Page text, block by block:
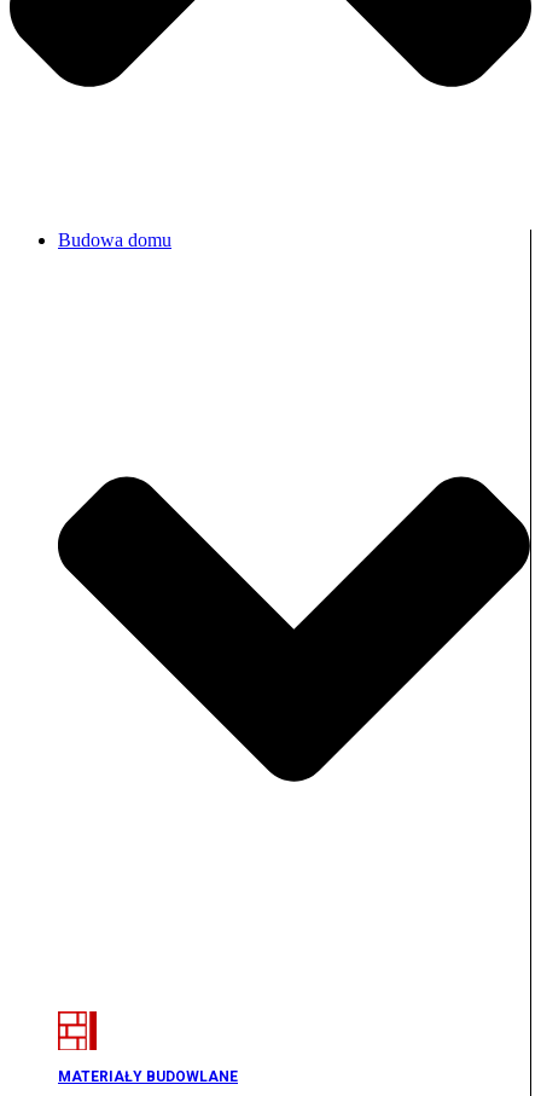
Budowa domu
MATERIAŁY BUDOWLANE